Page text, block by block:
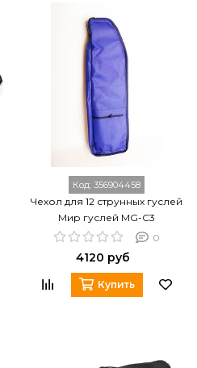
Код: 356904458
Чехол для 12 струнных гуслей
Мир гуслей MG-C3
0
4120 руб
Купить